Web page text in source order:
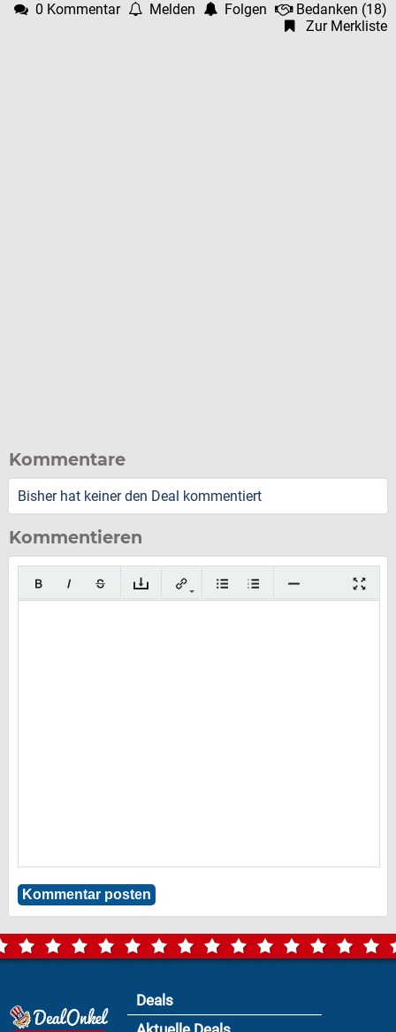
0 Kommentar Melden Folgen Bedanken (18)
Zur Merkliste
Kommentare
Bisher hat keiner den Deal kommentiert
Kommentieren
Deals